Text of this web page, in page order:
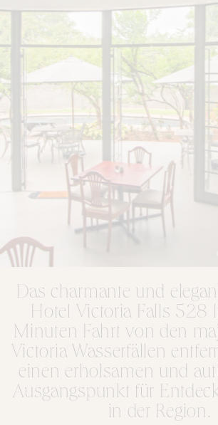
Das charmante und
Hotel Victoria Falls 528
Minuten Fahrt von den
Victoria Wasserfällen
einen erholsamen und
Ausgangspunkt für
in der Region.